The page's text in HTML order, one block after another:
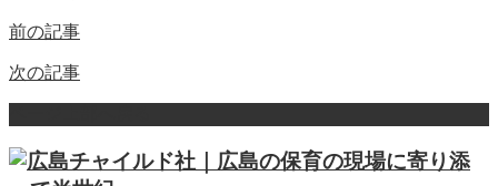
前の記事
次の記事